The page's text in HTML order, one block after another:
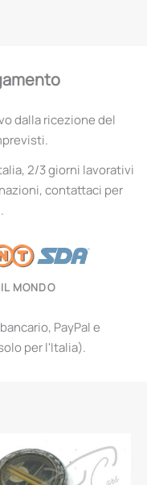
dalla ricezione del
2/3 giorni lavorativi
contattaci per
MONDO
PayPal e
per l'Italia).